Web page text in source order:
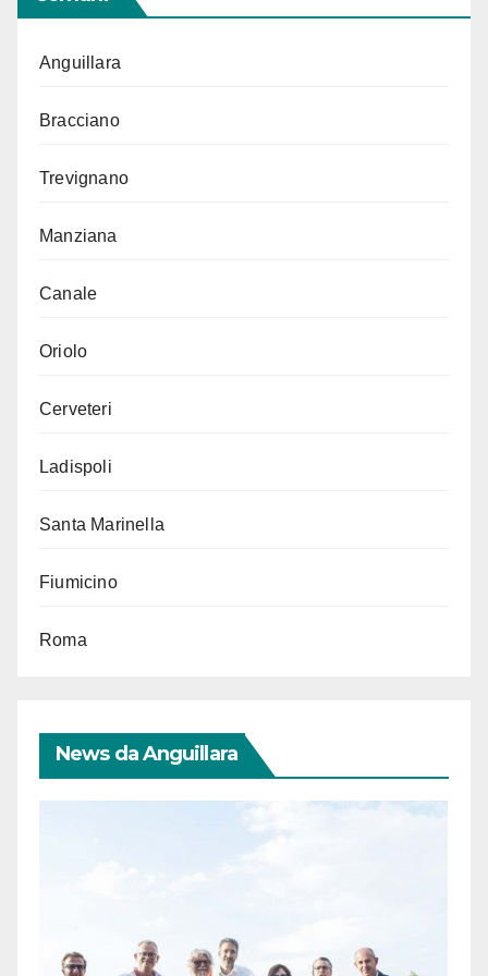
Anguillara
Bracciano
Trevignano
Manziana
Canale
Oriolo
Cerveteri
Ladispoli
Santa Marinella
Fiumicino
Roma
News da Anguillara